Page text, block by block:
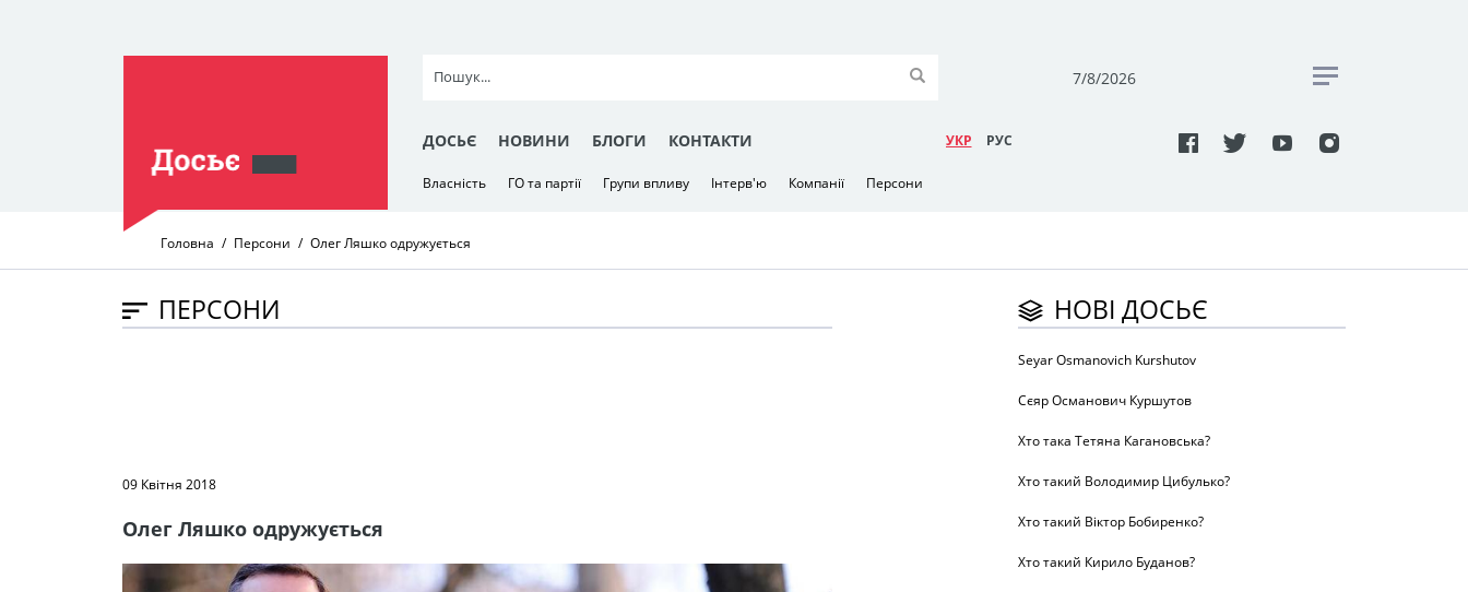
7/8/2026
ДОСЬЄ НОВИНИ БЛОГИ КОНТАКТИ УКР РУC
Власність ГО та партії Групи впливу Інтерв'ю Компанії Персони
Головна Персони Олег Ляшко одружується
ПЕРСОНИ
09 Квітня 2018
Олег Ляшко одружується
НОВІ ДОСЬЄ
Seyar Osmanovich Kurshutov
Сєяр Османович Куршутов
Хто така Тетяна Кагановська?
Хто такий Володимир Цибулько?
Хто такий Віктор Бобиренко?
Хто такий Кирило Буданов?